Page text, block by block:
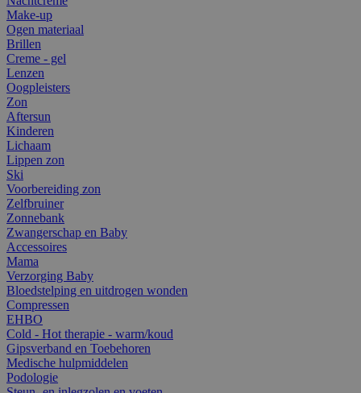
Make-up
Ogen materiaal
Brillen
Creme - gel
Lenzen
Oogpleisters
Zon
Aftersun
Kinderen
Lichaam
Lippen zon
Ski
Voorbereiding zon
Zelfbruiner
Zonnebank
Zwangerschap en Baby
Accessoires
Mama
Verzorging Baby
Bloedstelping en uitdrogen wonden
Compressen
EHBO
Cold - Hot therapie - warm/koud
Gipsverband en Toebehoren
Medische hulpmiddelen
Podologie